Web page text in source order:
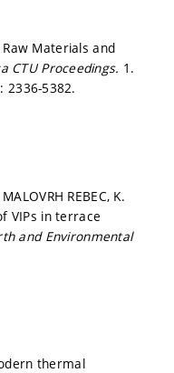
Raw Materials and
CTU Proceedings. 1.
2336-5382.
REBEC, K.
VIPs in terrace
and Environmental
thermal